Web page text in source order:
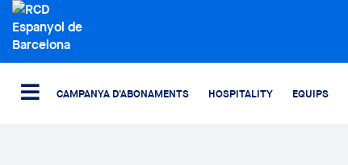
CAMPANYA D'ABONAMENTS HOSPITALITY EQUIPS